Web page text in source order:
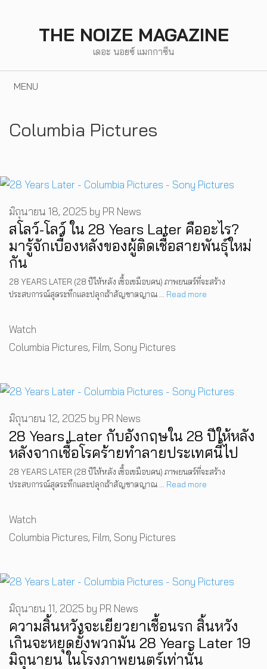
THE NOIZE MAGAZINE
เดอะ นอยซ์ แมกกาซีน
MENU
Columbia Pictures
สโลว์-โลว์ ใน 28 Years Later คืออะไร?
มารู้จักเบื้องหลังของผู้ติดเชื้อสายพันธุ์ใหม่
กัน
มิถุนายน 18, 2025 by PR News
28 YEARS LATER (28 ปีให้หลัง เชื้อเขมือบคน) ภาพยนตร์ที่จะสร้าง
ประสบการณ์สุดระทึกและปลุกเร้าสัญชาตญาณ … Read more
Categories
Watch
Tags
Columbia Pictures, Film, Sony Pictures
28 Years Later กับอังกฤษใน 28 ปีให้หลัง
หลังจากเชื้อโรคร้ายทำลายประเทศนี้ไป
มิถุนายน 12, 2025 by PR News
28 YEARS LATER (28 ปีให้หลัง เชื้อเขมือบคน) ภาพยนตร์ที่จะสร้าง
ประสบการณ์สุดระทึกและปลุกเร้าสัญชาตญาณ … Read more
Categories
Watch
Tags
Columbia Pictures, Film, Sony Pictures
ความสิ้นหวังจะเยียวยาเชื้อนรก สิ้นหวัง
เกินจะหยุดยั้งพวกมัน 28 Years Later 19
มิถุนายน ในโรงภาพยนตร์เท่านั้น
มิถุนายน 11, 2025 by PR News